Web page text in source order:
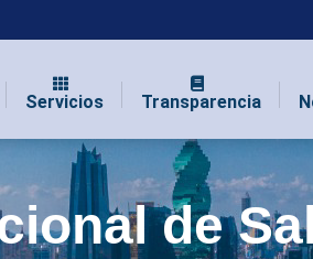
Servicios Transparencia
de